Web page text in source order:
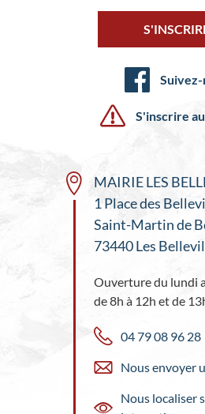
Suivez-
S'inscrire
MAIRIE LES
1 Place des
Saint-Martin de
73440 Les
Ouverture du lundi
de 8h à 12h et de
04 79 08 96 28
Nous envoyer
Nous localiser